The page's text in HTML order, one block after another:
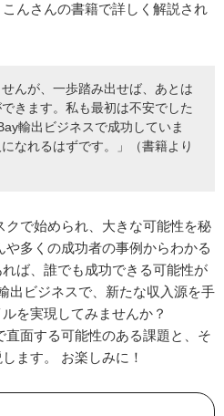
んさんの書籍で詳しく解説され
せんが、一歩踏み出せば、あとは
きます。私も最初は不安でした
輸出ビジネスで成功していま
なれるはずです。」（書籍より
で始められ、大きな可能性を秘
多くの成功者の事例からわかる
ば、誰でも成功できる可能性が
出ビジネスで、新たな収入源を手
を実現してみませんか？
面する可能性のある課題と、そ
ます。 お楽しみに！